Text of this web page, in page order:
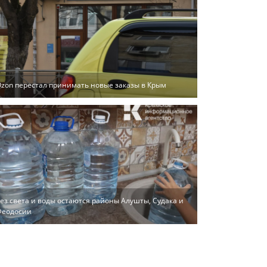
перестал принимать новые заказы в Крым
света и воды остаются районы Алушты, Судака и